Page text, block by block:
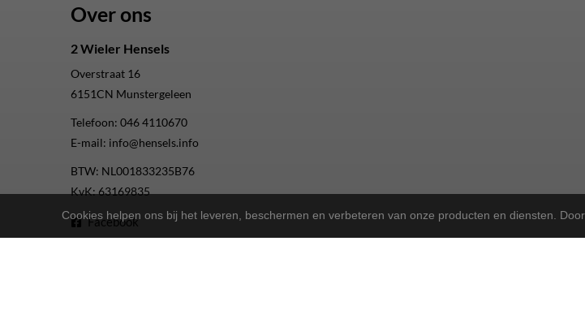
Over ons
2 Wieler Hensels
Overstraat 16
6151CN Munstergeleen
Telefoon: 046 4110670
E-mail: info@hensels.info
BTW: NL001833235B76
KvK: 63169835
Facebook
Cookies helpen ons bij het leveren, beschermen en verbeteren van onze producten en diensten.